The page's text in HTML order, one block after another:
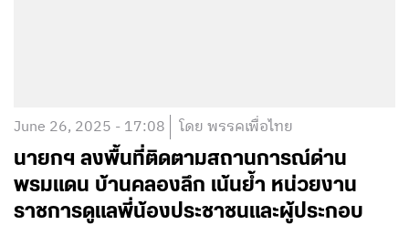
June 26, 2025 - 17:08 โดย พรรคเพื่อไทย
นายกฯ ลงพื้นที่ติดตามสถานการณ์ด่าน
พรมแดน บ้านคลองลึก เน้นย้ำ หน่วยงาน
ราชการดูแลพี่น้องประชาชนและผู้ประกอบ